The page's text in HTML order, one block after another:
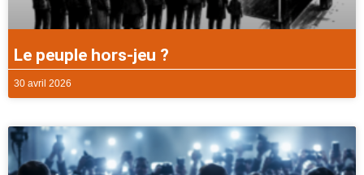
Le peuple hors-jeu ?
30 avril 2026